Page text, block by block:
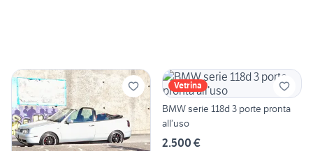
Vetrina
BMW serie 118d 3 porte pronta
all’uso
2.500 €